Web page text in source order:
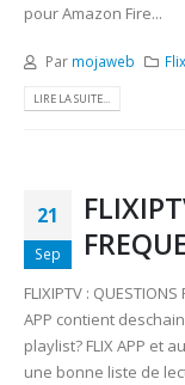
pour Amazon Fire...
Par mojaweb
LIRE LA SUITE...
21
Sep
FLIXIPTV :
APP contient
playlist? FLIX APP et
une bonne liste de